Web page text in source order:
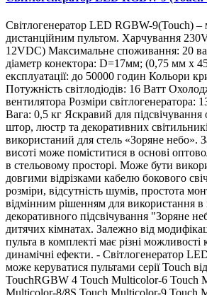
Світлогенератор LED RGBW-9(Touch) –
дистанційним пультом. Харчування
12VDC) Максимальне споживання: 20
діаметр конектора: D=17мм; (0,75 мм x
експлуатації: до 50000 годин Кольори
Потужність світлодіодів: 16 Ватт
вентилятора Розміри
Вага: 0,5 кг Яскравий для
штор, люстр та декоративних
використаний для стель «Зоряне небо».
висоті може поміститися в основі
в стельовому просторі. Може бути
довгими відрізками кабелю бокового
розміри, відсутність шумів, простота
відмінним рішенням для використання в
декоративного підсвічування "Зоряне
дитячих кімнатах. Залежно від
пульта в комплекті має різні можливості
динамічні ефекти. - Світлогенератор
може керуватися пультами серії Touch
TouchRGBW 4 Touch Multicolor-6 Touch
Multicolor-8/8S Touch Multicolor-9 Touch